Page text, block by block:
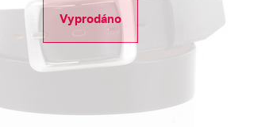
Vyprodáno